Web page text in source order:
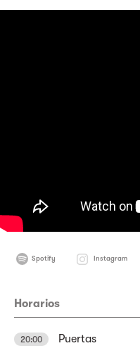
Spotify Instagram
Horarios
20:00 Puertas